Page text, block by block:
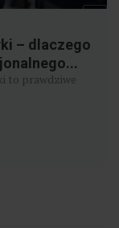
– dlaczego
to prawdziwe